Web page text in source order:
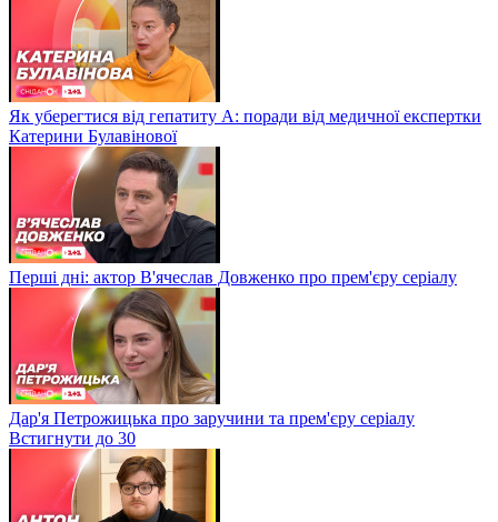
Як уберегтися від гепатиту А: поради від медичної експертки
Катерини Булавінової
Перші дні: актор В'ячеслав Довженко про прем'єру серіалу
Дар'я Петрожицька про заручини та прем'єру серіалу
Встигнути до 30